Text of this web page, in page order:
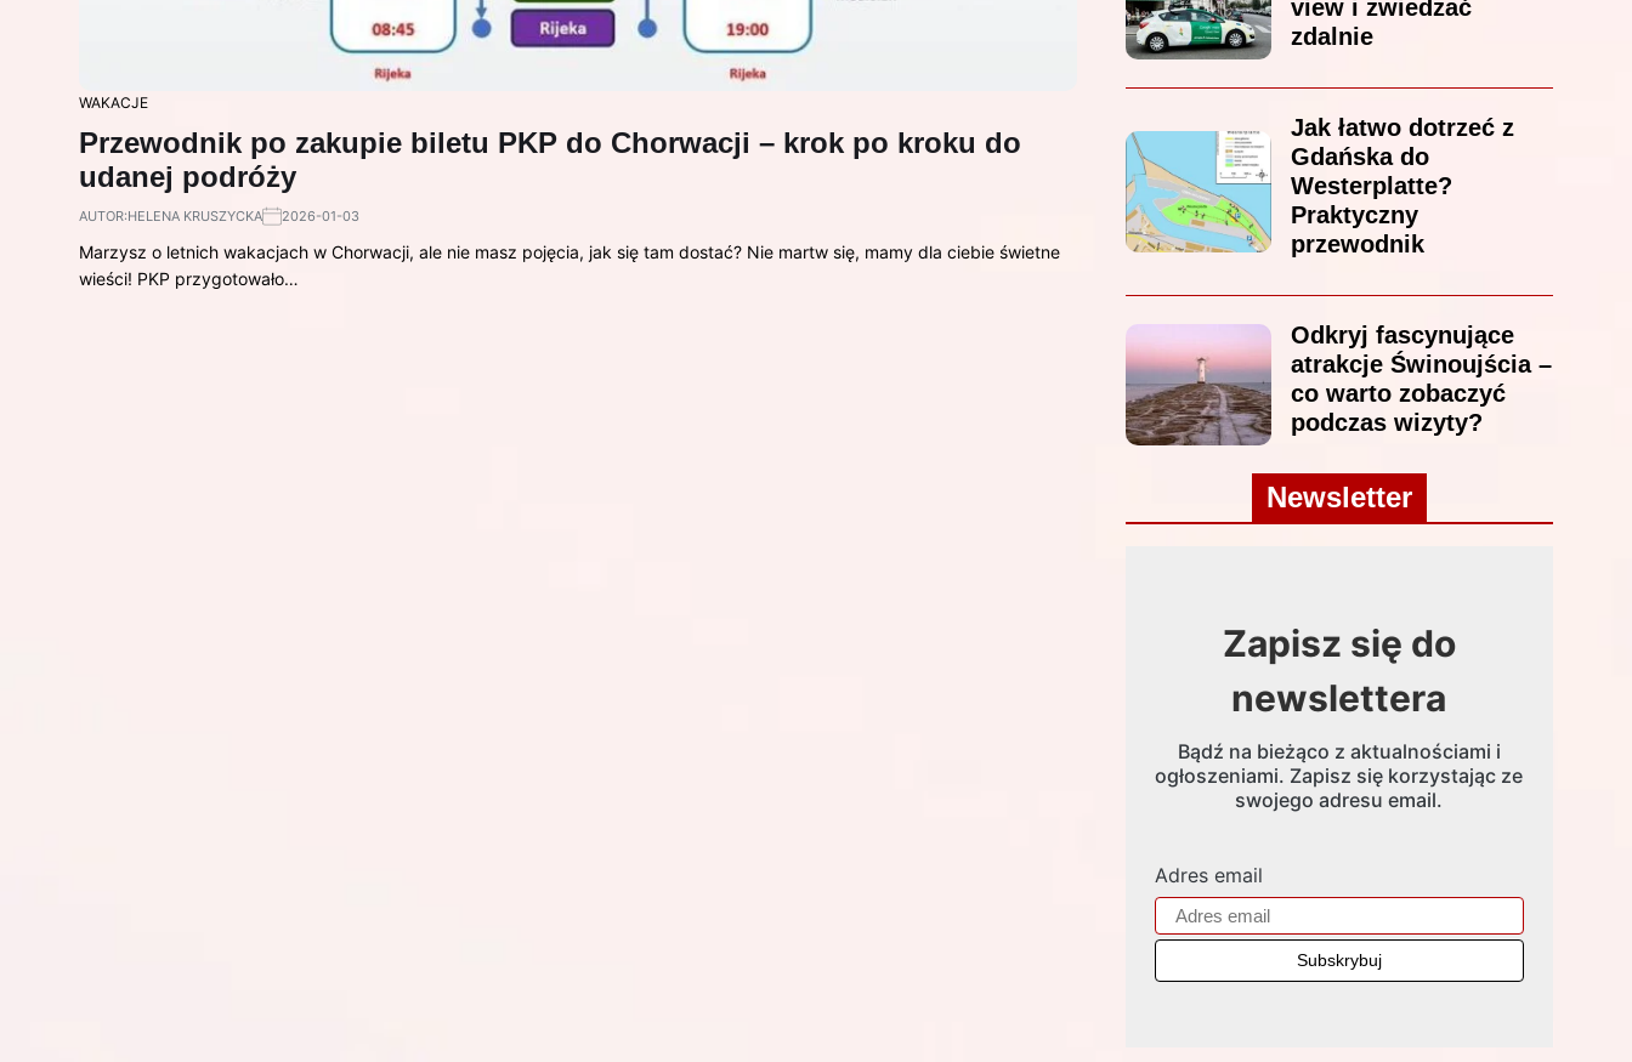
WAKACJE
Przewodnik po zakupie biletu PKP do Chorwacji – krok po kroku do
udanej podróży
AUTOR:HELENA KRUSZYCKA 2026-01-03
Marzysz o letnich wakacjach w Chorwacji, ale nie masz pojęcia, jak się tam dostać? Nie martw się, mamy dla ciebie świetne
wieści! PKP przygotowało…
view i zwiedzać
zdalnie
Jak łatwo dotrzeć z
Gdańska do
Westerplatte?
Praktyczny
przewodnik
Odkryj fascynujące
atrakcje Świnoujścia –
co warto zobaczyć
podczas wizyty?
Newsletter
Zapisz się do
newslettera
Bądź na bieżąco z aktualnościami i
ogłoszeniami. Zapisz się korzystając ze
swojego adresu email.
Adres email